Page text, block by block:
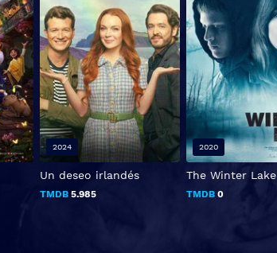
Un deseo irlandés
TMDB5.985
2024
The Winter Lake
TMDB0
2020